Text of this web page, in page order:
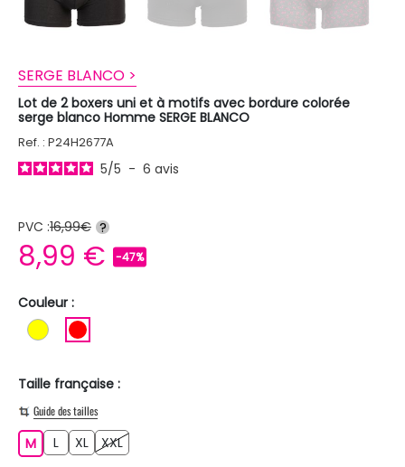
SERGE BLANCO >
Lot de 2 boxers uni et à motifs avec bordure colorée
serge blanco Homme SERGE BLANCO
Ref. : P24H2677A
5/5 - 6 avis
PVC :16,99€ ?
8,99 € -47%
Couleur :
JAUNE
Taille française :
Guide des tailles
MM L XL XXLXXL